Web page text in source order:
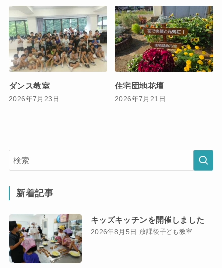
ダンス教室
2026年7月23日
住宅団地花壇
2026年7月21日
新着記事
キッズキッチンを開催しました
2026年8月5日 放課後子ども教室